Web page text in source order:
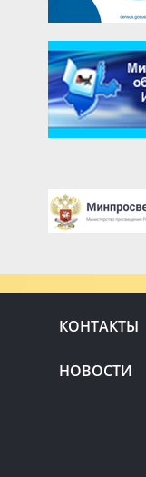
КОНТАКТЫ
НОВОСТИ